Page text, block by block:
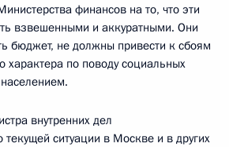
финансов на то, что эти
взвешенными и аккуратными. Они
бюджет, не должны привести к сбоям
характера по поводу социальных
внутренних дел
ситуации в Москве и в других